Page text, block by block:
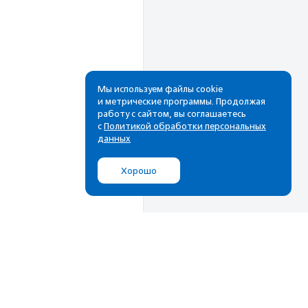
Рассылка
Cамые свежие новости,
почтовом ящике
Мы используем файлы cookie
и метрические программы. Продолжая
работу с сайтом, вы соглашаетесь
с Политикой обработки персональных
данных
Хорошо